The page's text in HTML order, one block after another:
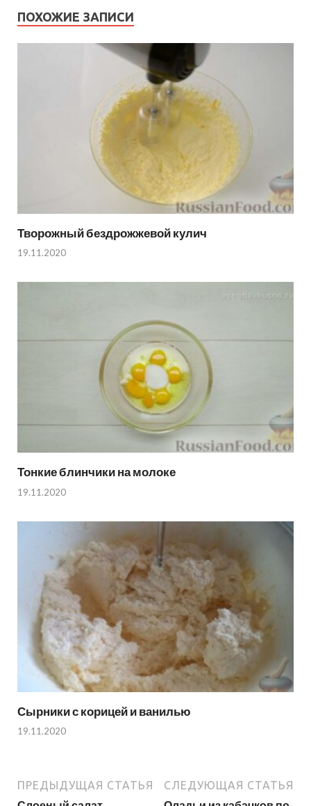
ПОХОЖИЕ ЗАПИСИ
Творожный бездрожжевой кулич
19.11.2020
Тонкие блинчики на молоке
19.11.2020
Сырники с корицей и ванилью
19.11.2020
ПРЕДЫДУЩАЯ СТАТЬЯ СЛЕДУЮЩАЯ СТАТЬЯ